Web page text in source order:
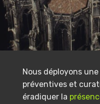
Nous déployons
préventives et
éradiquer la